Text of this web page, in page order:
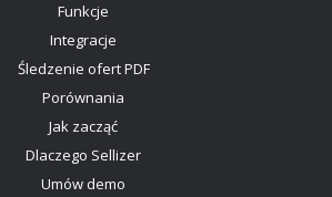
Funkcje
Integracje
Śledzenie ofert PDF
Porównania
Jak zacząć
Dlaczego Sellizer
Umów demo